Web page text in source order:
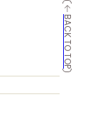
BACK TO TOP